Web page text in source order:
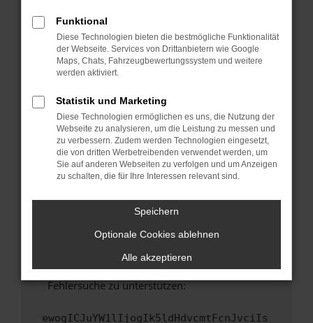
Fenster?
Starte dein Gerät neu.
Das kann manchmal helfen, vorübergehende
Probleme zu beheben.
Stelle sicher, dass dein Browser und dein
Betriebssystem auf dem neuesten Stand
sind.
Veraltete Software birgt nicht nur ein
Sicherheitsrisiko, sondern kann auch dazu
führen, dass bestimmte Funktionen nicht mehr
Wende dich an den Webseitenbetreiber.
hast, kontaktiere uns bitte. Wir werden
versuchen, das Problem zu beheben. Du kannst
uns diesen Text schicken, um uns bei der
Fehlersuche zu unterstützen:
ewogICJuYW1lIjogIk5ldHdvcmtFcnJvciIs
Funktional
Diese Technologien bieten die bestmögliche Funktionalität
der Webseite. Services von Drittanbietern wie Google
Maps, Chats, Fahrzeugbewertungssystem und weitere
werden aktiviert.
Statistik und Marketing
Diese Technologien ermöglichen es uns, die Nutzung der
Webseite zu analysieren, um die Leistung zu messen und
zu verbessern. Zudem werden Technologien eingesetzt,
die von dritten Werbetreibenden verwendet werden, um
Sie auf anderen Webseiten zu verfolgen und um Anzeigen
zu schalten, die für Ihre Interessen relevant sind.
Speichern
Optionale Cookies ablehnen
Alle akzeptieren